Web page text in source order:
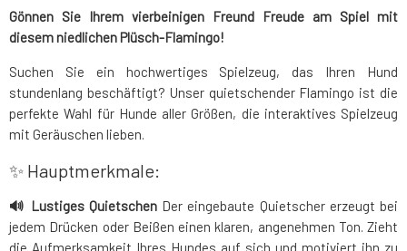
Gönnen Sie Ihrem vierbeinigen Freund Freude am Spiel mit
diesem niedlichen Plüsch-Flamingo!
Suchen Sie ein hochwertiges Spielzeug, das Ihren Hund
stundenlang beschäftigt? Unser quietschender Flamingo ist die
perfekte Wahl für Hunde aller Größen, die interaktives Spielzeug
mit Geräuschen lieben.
✨ Hauptmerkmale:
🔊 Lustiges QuietschenDer eingebaute Quietscher erzeugt bei
jedem Drücken oder Beißen einen klaren, angenehmen Ton. Zieht